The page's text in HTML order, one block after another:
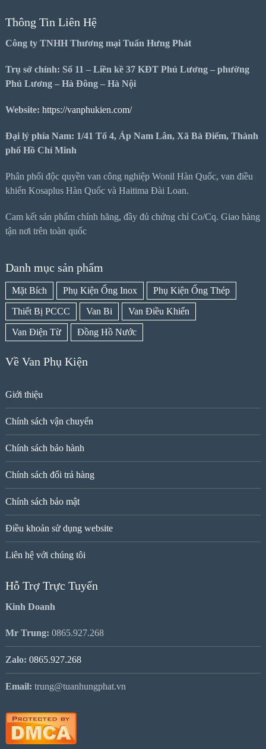
Thông Tin Liên Hệ
Công ty TNHH Thương mại Tuấn Hưng Phát
Trụ sở chính: Số 11 – Liền kề 37 KĐT Phú Lương – phường
Phú Lương – Hà Đông – Hà Nội
Website: https://vanphukien.com/
Đại lý phía Nam: 1/41 Tổ 4, Áp Nam Lân, Xã Bà Điểm, Thành
phố Hồ Chí Minh
Phân phối độc quyền van công nghiệp Wonil Hàn Quốc, van điều
khiển Kosaplus Hàn Quốc và Haitima Đài Loan.
Cam kết sản phẩm chính hãng, đầy đủ chứng chỉ Co/Cq. Giao hàng
tận nơi trên toàn quốc
Danh mục sản phẩm
Mặt Bích Phụ Kiện Ống Inox Phụ Kiện Ống Thép
Thiết Bị PCCC Van Bi Van Điều Khiển
Van Điện Từ Đồng Hồ Nước
Về Van Phụ Kiện
Giới thiệu
Chính sách vận chuyển
Chính sách bảo hành
Chính sách đổi trả hàng
Chính sách bảo mật
Điều khoản sử dụng website
Liên hệ với chúng tôi
Hỗ Trợ Trực Tuyến
Kinh Doanh
Mr Trung: 0865.927.268
Zalo: 0865.927.268
Email: trung@tuanhungphat.vn